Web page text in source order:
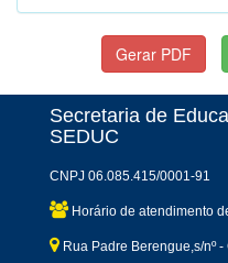
Secretaria de
SEDUC
CNPJ 06.085.415/0001-91
Horário de atendimento
Rua Padre Berengue,s/nº